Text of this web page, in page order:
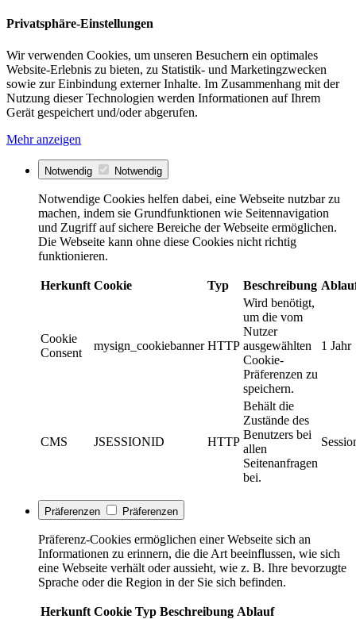
Privatsphäre-Einstellungen
Wir verwenden Cookies, um unseren Besuchern ein optimales
Website-Erlebnis zu bieten, zu Statistik- und Marketingzwecken
sowie zur Einbindung externer Inhalte. Im Zusammenhang mit der
Nutzung dieser Technologien werden Informationen auf Ihrem
Gerät gespeichert und/oder abgerufen.
Mehr anzeigen
Notwendig Notwendig
Notwendige Cookies helfen dabei, eine Webseite nutzbar zu
machen, indem sie Grundfunktionen wie Seitennavigation
und Zugriff auf sichere Bereiche der Webseite ermöglichen.
Die Webseite kann ohne diese Cookies nicht richtig
funktionieren.
Herkunft Cookie Typ Beschreibung
Cookie
Consent
mysign_cookiebanner HTTP
Wird benötigt,
um die vom
Nutzer
ausgewählten
Cookie-
Präferenzen zu
speichern.
1 Jahr
CMS JSESSIONID HTTP
Behält die
Zustände des
Benutzers bei
allen
Seitenanfragen
bei.
Präferenzen Präferenzen
Präferenz-Cookies ermöglichen einer Webseite sich an
Informationen zu erinnern, die die Art beeinflussen, wie sich
eine Webseite verhält oder aussieht, wie z. B. Ihre bevorzugte
Sprache oder die Region in der Sie sich befinden.
Herkunft Cookie Typ Beschreibung Ablauf